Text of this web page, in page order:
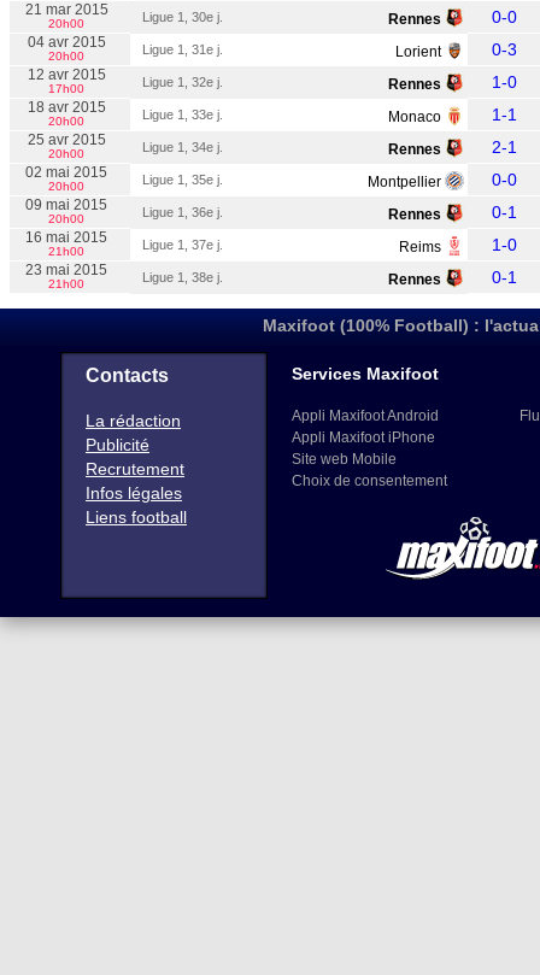
21 mar 2015
20h00 Ligue 1, 30e j. Rennes 0-0
04 avr 2015
20h00 Ligue 1, 31e j. Lorient 0-3
12 avr 2015
17h00 Ligue 1, 32e j. Rennes 1-0
18 avr 2015
20h00 Ligue 1, 33e j. Monaco 1-1
25 avr 2015
20h00 Ligue 1, 34e j. Rennes 2-1
02 mai 2015
20h00 Ligue 1, 35e j. Montpellier 0-0
09 mai 2015
20h00 Ligue 1, 36e j. Rennes 0-1
16 mai 2015
21h00 Ligue 1, 37e j. Reims 1-0
23 mai 2015
21h00 Ligue 1, 38e j. Rennes 0-1
Maxifoot (100% Football) :
Contacts
La rédaction
Publicité
Recrutement
Infos légales
Liens football
Services Maxifoot
Appli Maxifoot Android
Appli Maxifoot iPhone
Site web Mobile
Choix de consentement